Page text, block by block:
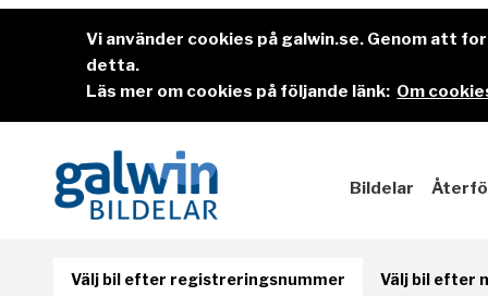
Vi använder cookies på galwin.se. Genom att
detta.
Läs mer om cookies på följande länk: Om
Bildelar
Välj bil efter registreringsnummer Välj bil efter